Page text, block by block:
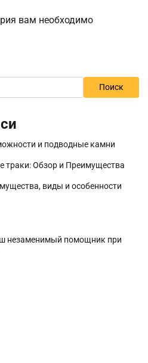
вам необходимо
Поиск
и подводные камни
траки: Обзор и Преимущества
виды и особенности
незаменимый помощник при